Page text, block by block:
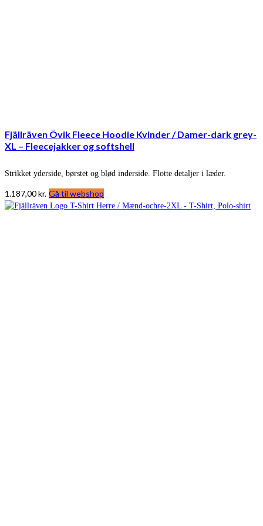
Fjällräven Övik Fleece Hoodie Kvinder / Damer-dark grey-
XL – Fleecejakker og softshell
Strikket yderside, børstet og blød inderside. Flotte detaljer i læder.
1.187,00kr. Gå til webshop